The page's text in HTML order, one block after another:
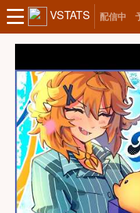
VSTATS 配信中